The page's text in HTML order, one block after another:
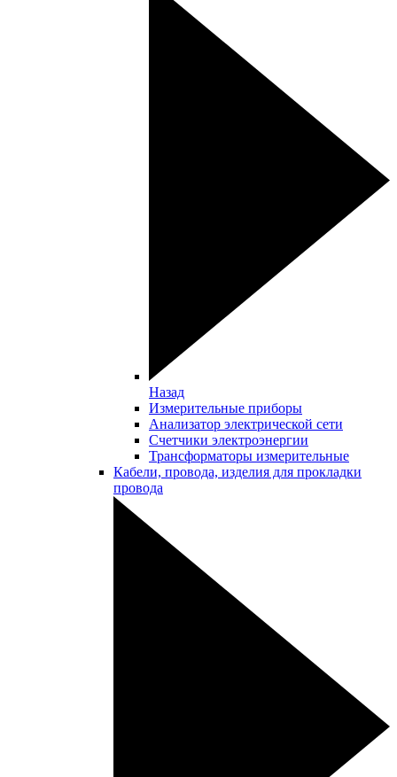
Назад
Измерительные приборы
Анализатор электрической сети
Счетчики электроэнергии
Трансформаторы измерительные
Кабели, провода, изделия для прокладки
провода